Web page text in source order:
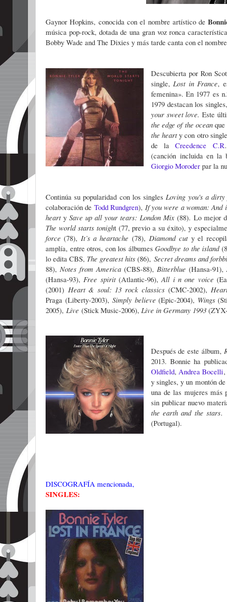
Gaynor Hopkins, conocida con el nombre artístico de
música pop-rock, dotada de una gran voz ronca
Bobby Wade and The Dixies y más tarde canta con el
Descubierta por Ron
single,Lost in France,
femenina». En 1977 es
1979 destacan los singles,
your sweet love. Este
the edge of the ocean
the hearty con otro
de laCreedence C.R
(canción incluida en la
Giorgio Moroderpar la
Continúa su popularidad con los singlesLoving you's a dirty
colaboración de Todd Rundgren), If you were a woman: And
hearty Save up all your tears: London Mix(88).Lo mejor
The world starts tonight (77, previo a su éxito), y
force(78), It’s a heartache (78),Diamond cut y el
amplía, entre otros, con los álbumesGoodbye to the island
lo edita CBS, The greatest hits(86), Secret dreams and
88), Notes from America (CBS-88), Bitterblue (Hansa-91),
(Hansa-93),Free spirit (Atlantic-96),All i n one voice
(2001) Heart & soul: 13 rock classics(CMC-2002),
Praga (Liberty-2003),Simply believe(Epic-2004), Wings
2005), Live (Stick Music-2006), Live in Germany 1993
Después de este álbum,
2013.Bonnie ha
Oldfield,Andrea Bocelli,
y singles, y un montón
una de las mujeres más
sin publicar nuevo
the earth and the stars.
(Portugal).
DISCOGRAFÍA mencionada,
SINGLES: